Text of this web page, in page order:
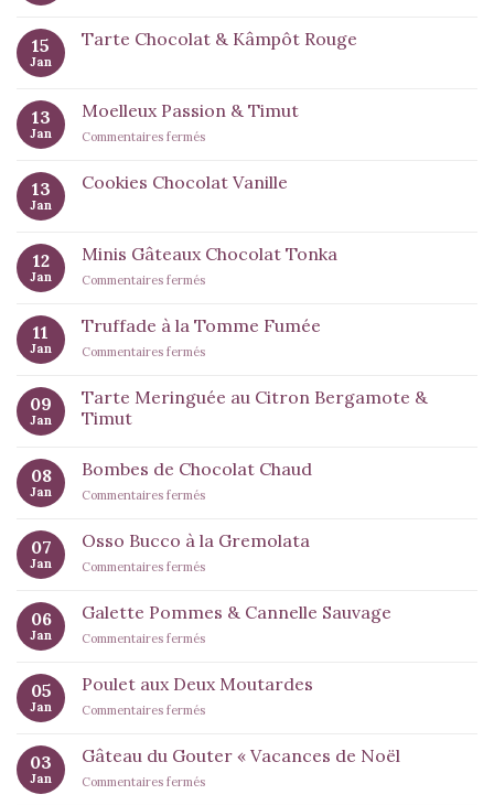
15
Jan
Tarte Chocolat & Kâmpôt Rouge
13
Jan
Moelleux Passion & Timut
Commentaires ferméssur
Passion
&
13
Jan
Cookies Chocolat Vanille
12
Jan
Minis Gâteaux Chocolat Tonka
Commentaires ferméssur
Gâteaux
Chocolat
Tonka
11
Jan
Truffade à la Tomme Fumée
Commentaires ferméssur
la
09
Jan
Tarte Meringuée au Citron Bergamote &
Timut
08
Jan
Bombes de Chocolat Chaud
Commentaires ferméssur
Chocolat
Chaud
07
Jan
Osso Bucco à la Gremolata
Commentaires ferméssur
Bucco
à
la
06
Jan
Galette Pommes & Cannelle Sauvage
Commentaires ferméssur
Pommes
&
Cannelle
05
Jan
Poulet aux Deux Moutardes
Commentaires ferméssur
Deux
Moutardes
03
Jan
Gâteau du Gouter « Vacances de Noël
Commentaires ferméssur